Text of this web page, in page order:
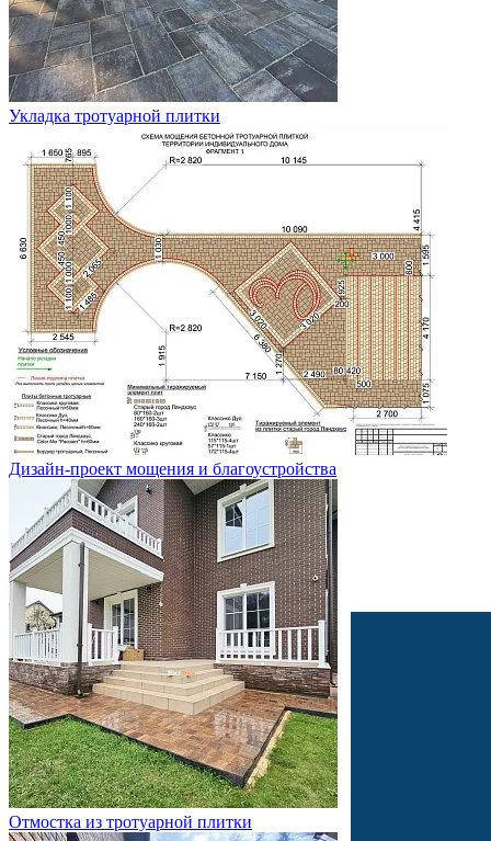
Укладка тротуарной плитки
Дизайн-проект мощения и благоустройства
Отмостка из тротуарной плитки